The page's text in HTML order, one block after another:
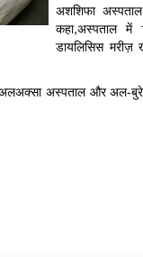
अशशिफा
कहा,अस्पताल
डायलिसिस
अस्पताल और अल-बुरेज